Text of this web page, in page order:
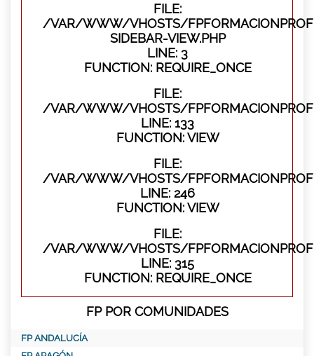
FILE:
/VAR/WWW/VHOSTS/
SIDEBAR-VIEW.PHP
LINE: 3
FUNCTION: REQUIRE_ONCE
FILE:
/VAR/WWW/VHOSTS/
LINE: 133
FUNCTION: VIEW
FILE:
/VAR/WWW/VHOSTS/
LINE: 246
FUNCTION: VIEW
FILE:
/VAR/WWW/VHOSTS/
LINE: 315
FUNCTION: REQUIRE_ONCE
FP POR COMUNIDADES
FP ANDALUCÍA